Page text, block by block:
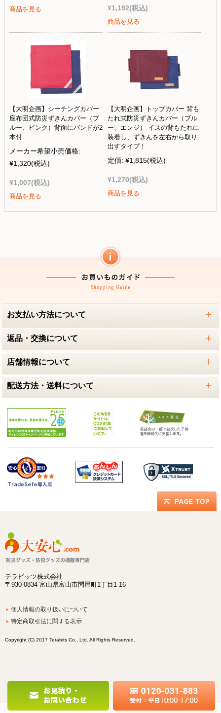
商品を見る ¥1,192(税込)
商品を見る
【大明企画】シーチングカバー
座布団式防災ずきんカバー（ブ
ルー、ピンク）背面にバンドが2
本付
メーカー希望小売価格:
¥1,320(税込)
¥1,007(税込)
商品を見る
【大明企画】トップカバー 背も
たれ式防災ずきんカバー（ブル
ー、エンジ） イスの背もたれに
装着し、ずきんを左右から取り
出すタイプ！
定価: ¥1,815(税込)
¥1,270(税込)
商品を見る
お支払い方法について
返品・交換について
店舗情報について
配送方法・送料について
テラビッツ株式会社
〒930-0834 富山県富山市問屋町1丁目1-16
個人情報の取り扱いについて
特定商取引法に関する表示
Copyright (C) 2017 Terabits Co., Ltd. All Rights Reserved.